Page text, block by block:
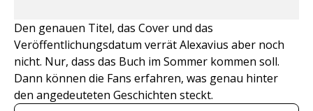
Den genauen Titel, das Cover und das
Veröffentlichungsdatum verrät Alexavius aber noch
nicht. Nur, dass das Buch im Sommer kommen soll.
Dann können die Fans erfahren, was genau hinter
den angedeuteten Geschichten steckt.